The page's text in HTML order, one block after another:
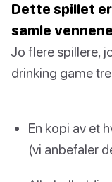
Dette spillet
samle
Jo flere spillere,
drinking game
En kopi av et
(vi anbefaler